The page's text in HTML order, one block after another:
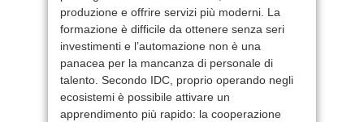
produzione e offrire servizi più moderni. La
formazione è difficile da ottenere senza seri
investimenti e l’automazione non è una
panacea per la mancanza di personale di
talento. Secondo IDC, proprio operando negli
ecosistemi è possibile attivare un
apprendimento più rapido: la cooperazione